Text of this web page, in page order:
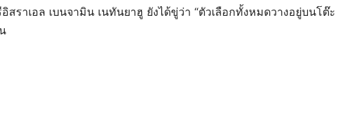
สราเอล เบนจามิน เนทันยาฮู ยังได้ขู่ว่า “ตัวเลือกทั้งหมดวางอยู่บนโต๊ะ